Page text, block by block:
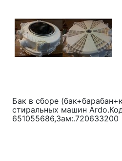
Бак в сборе
стиральных машин
651055686,Зам:.720633200